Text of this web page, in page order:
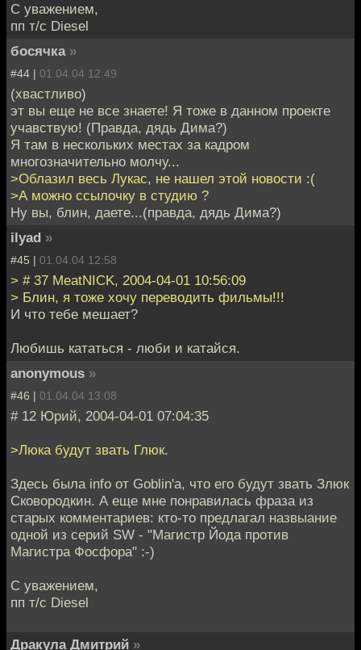
С уважением,
пп т/с Diesel
босячка »
#44 | 01.04.04 12:49
(хвастливо)
эт вы еще не все знаете! Я тоже в данном проекте
учавствую! (Правда, дядь Дима?)
Я там в нескольких местах за кадром
многозначительно молчу...
>Облазил весь Лукас, не нашел этой новости :(
>А можно ссылочку в студию ?
Ну вы, блин, даете...(правда, дядь Дима?)
ilyad »
#45 | 01.04.04 12:58
> # 37 MeatNICK, 2004-04-01 10:56:09
> Блин, я тоже хочу переводить фильмы!!!
И что тебе мешает?
Любишь кататься - люби и катайся.
anonymous »
#46 | 01.04.04 13:08
# 12 Юрий, 2004-04-01 07:04:35
>Люка будут звать Глюк.
Здесь была info от Goblin'а, что его будут звать Злюк
Сковородкин. А еще мне понравилась фраза из
старых комментариев: кто-то предлагал назвыание
одной из серий SW - "Магистр Йода против
Магистра Фосфора" :-)
С уважением,
пп т/с Diesel
Дракула Дмитрий »